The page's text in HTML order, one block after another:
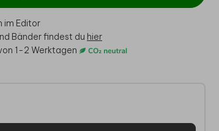
im Editor
Bänder findest du hier
1-2 Werktagen